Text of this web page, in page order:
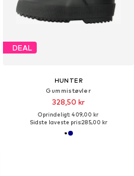
DEAL
HUNTER
Gummistøvler
328,50 kr
Oprindeligt: 409,00 kr
Sidste laveste pris:285,00 kr